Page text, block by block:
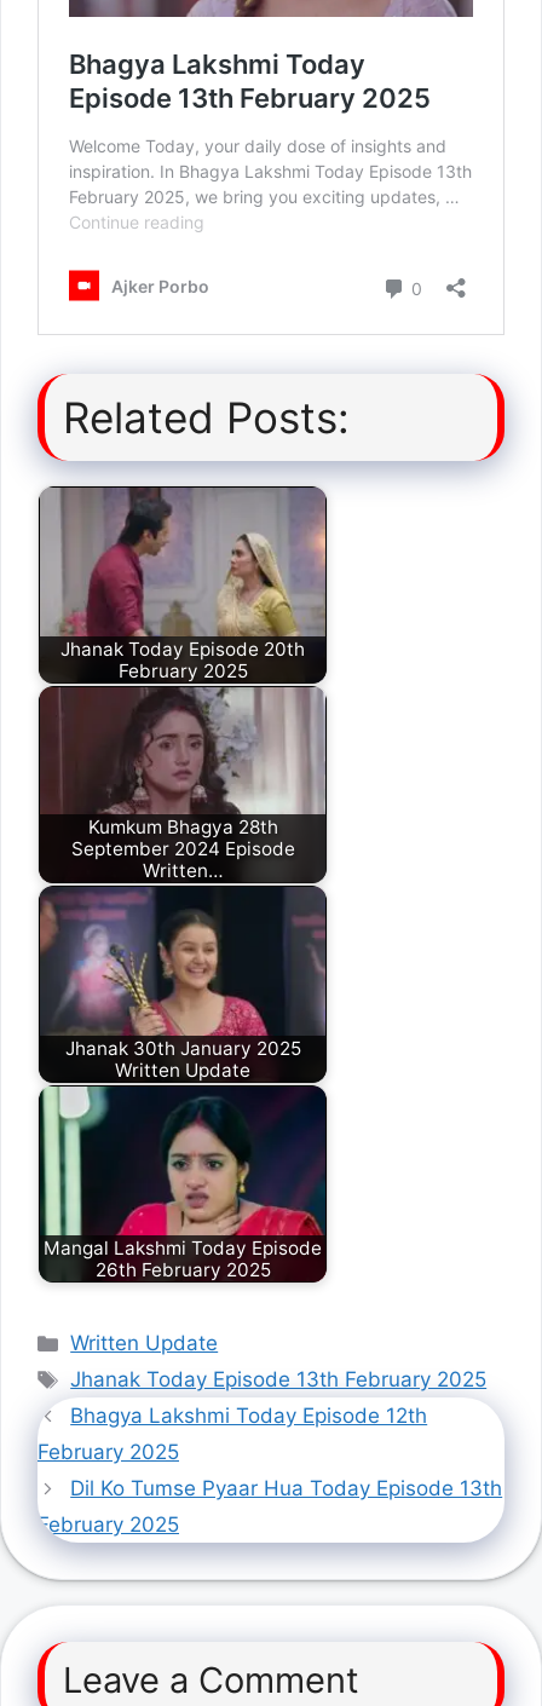
Related Posts:
Jhanak Today Episode 20th
February 2025
Kumkum Bhagya 28th
September 2024 Episode
Written…
Jhanak 30th January 2025
Written Update
Mangal Lakshmi Today Episode
26th February 2025
Categories
Written Update
Tags
Jhanak Today Episode 13th February 2025
Bhagya Lakshmi Today Episode 12th
February 2025
Dil Ko Tumse Pyaar Hua Today Episode 13th
February 2025
Leave a Comment